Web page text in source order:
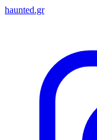
haunted.gr